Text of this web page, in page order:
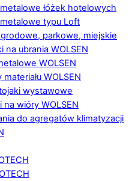
łóżek hotelowych
typu Loft
parkowe, miejskie
na ubrania WOLSEN
WOLSEN
WOLSEN
wystawowe
na wióry WOLSEN
do agregatów klimatyzacji